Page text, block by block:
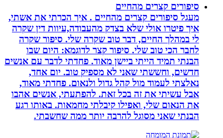
סיפורים קצרים מהחיים
מעגל סיפורים קצרים מהחיים . איך הכרתי את אשתי,
איך פיטרו אולי שלא בצדק מהעבודה,עיוות דין שקרה
לי במהלך החיים, דבר טוב שקרה שלי. סיפור שקרה
לחבר הכי טוב שלי. סיפור קצר לדוגמא: היום שבו
הבנתי תמיד הייתי ביישן מאוד. פחדתי לדבר עם אנשים
חדשים, וחששתי שאני לא מספיק טוב. יום אחד,
נאלצתי לעמוד מול קהל גדול ולנאום. פחדתי מאוד,
אבל עשיתי את זה בכל זאת. להפתעתי, אנשים אהבו
את הנאום שלי, ואפילו קיבלתי מחמאות. באותו רגע
הבנתי שאני מסוגל להרבה יותר ממה שחשבתי.